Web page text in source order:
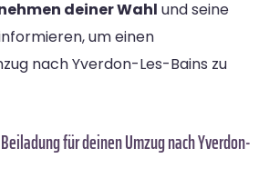
deiner Wahl und seine
um einen
nach Yverdon-Les-Bains zu
für deinen Umzug nach Yverdon-